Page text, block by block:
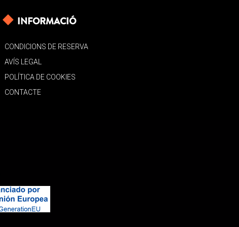
INFORMACIÓ
CONDICIONS DE RESERVA
AVÍS LEGAL
POLÍTICA DE COOKIES
CONTACTE